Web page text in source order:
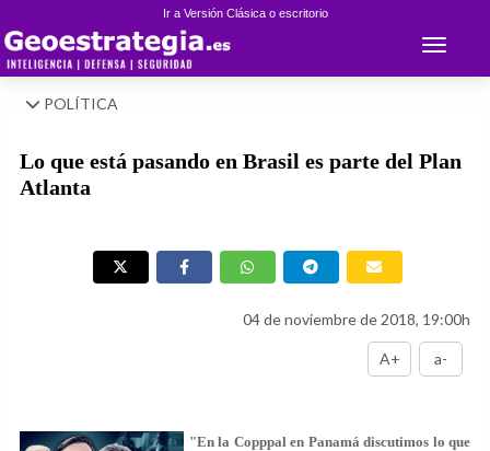
Ir a Versión Clásica o escritorio
Toggle
POLÍTICA
Lo que está pasando en Brasil es parte del Plan
Atlanta
04 de noviembre de 2018, 19:00h
A+ a-
"En la Copppal en Panamá discutimos lo que